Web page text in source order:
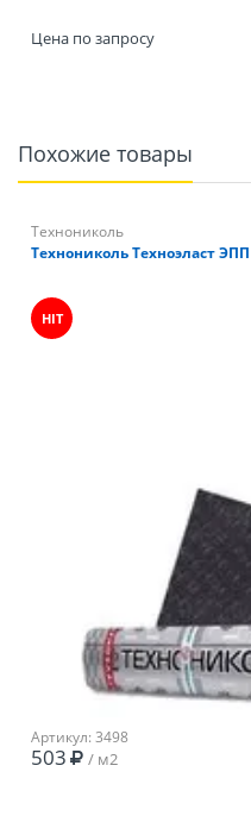
Цена по запросу
Похожие товары
Технониколь
Технониколь Техноэласт
HIT
Артикул: 3498
503 / м2